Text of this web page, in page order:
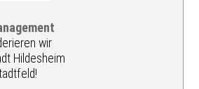
wir
Hildesheim